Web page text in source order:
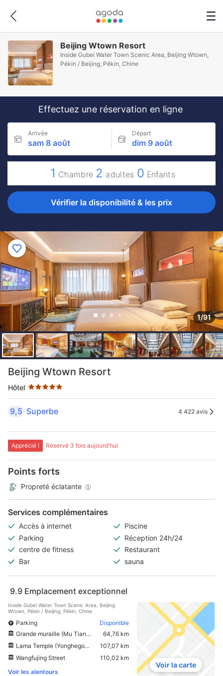
Beijing Wtown Resort
Inside Gubei Water Town Scenic Area, Beijing Wtown,
Pékin / Beijing, Pékin, Chine
Effectuez une réservation en ligne
Arrivée
sam 8 août
Départ
dim 9 août
1 Chambre 2 adultes 0 Enfants
Vérifier la disponibilité & les prix
1/91
Beijing Wtown Resort
Hôtel
5 étoiles au classement par étoile
9,5 Superbe 4 422 avis
Apprécié ! Réservé 3 fois aujourd'hui
Points forts
Propreté éclatante
Services complémentaires
Accès à internet
Piscine
Parking
Réception 24h/24
centre de fitness
Restaurant
Bar
sauna
9.9 Emplacement exceptionnel
Inside Gubei Water Town Scenic Area, Beijing
Wtown, Pékin / Beijing, Pékin, Chine
Parking
Disponible
Grande muraille (Mu Tian Yu)
64,76 km
Lama Temple (Yonghegong)
107,07 km
Wangfujing Street
110,02 km
Voir les alentours
Voir la carte